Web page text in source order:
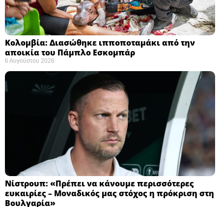
Κολομβία: Διασώθηκε ιπποποταμάκι από την
αποικία του Πάμπλο Εσκομπάρ ​
6 Αυγούστου 2026
Νίστρουπ: «Πρέπει να κάνουμε περισσότερες
ευκαιρίες – Μοναδικός μας στόχος η πρόκριση στη
Βουλγαρία» ​